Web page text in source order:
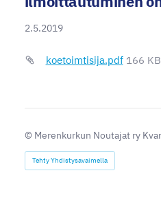
2.5.2019
koetoimtisija.pdf 166 KB
© Merenkurkun Noutajat ry
Tehty Yhdistysavaimella